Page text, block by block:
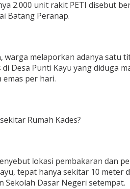
2.000 unit rakit PETI disebut
Batang Peranap.
warga melaporkan adanya satu
Desa Punti Kayu yang diduga
per hari.
Rumah Kades?
lokasi pembakaran dan
tepat hanya sekitar 10 meter
Sekolah Dasar Negeri setempat.